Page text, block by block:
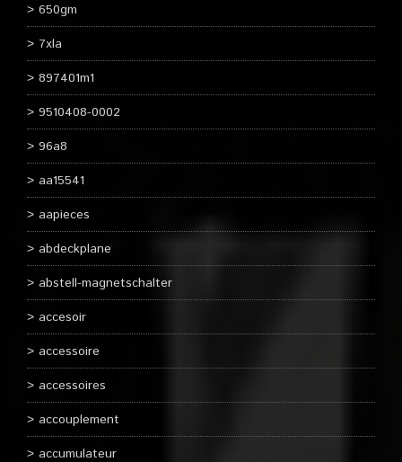
650gm
7xla
897401m1
9510408-0002
96a8
aa15541
aapieces
abdeckplane
abstell-magnetschalter
accesoir
accessoire
accessoires
accouplement
accumulateur